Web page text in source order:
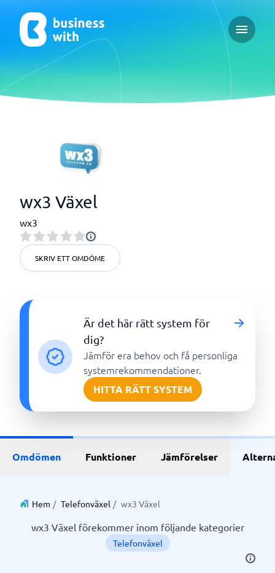
Open
wx3 Växel
wx3
SKRIV ETT OMDÖME
Är det här rätt system för
dig?
Jämför era behov och få personliga
systemrekommendationer.
HITTA RÄTT SYSTEM
Omdömen Funktioner Jämförelser
Hem / Telefonväxel / wx3 Växel
wx3 Växel förekommer inom följande kategorier
Telefonväxel